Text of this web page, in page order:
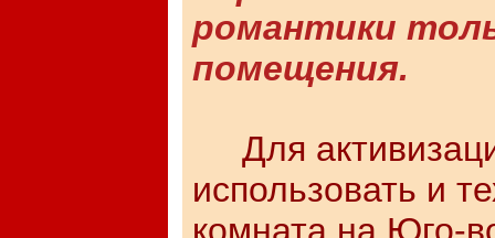
романтики
помещения.
Для
использовать и